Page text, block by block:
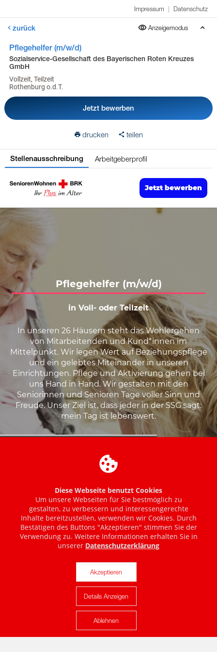
Impressum | Datenschutz
zurück Anzeigemodus
Pflegehelfer (m/w/d)
Sozialservice-Gesellschaft des Bayerischen Roten Kreuzes
GmbH
Vollzeit, Teilzeit
Rothenburg o.d.T.
Jetzt bewerben
drucken teilen
Stellenausschreibung Arbeitgeberprofil
Karte anzeigen
Diese Webseite benutzt Cookies
Um unsere Webseiten für Sie bestmöglich zu
gestalten, zu verbessern und interessengerechte
Inhalte bereitzustellen, verwenden wir Cookies. Durch
Bestätigen des Buttons "Akzeptieren" stimmen Sie der
Verwendung zu. Weitere Informationen erhalten Sie in
unserer Datenschutzerklärung
Akzeptieren
Details Anzeigen
Ablehnen